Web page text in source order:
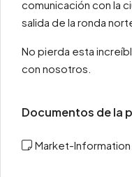
comunicación con la
salida de la ronda
No pierda esta
con nosotros.
Documentos de la
Market-Information